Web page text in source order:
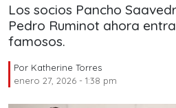
Los socios Pancho
Pedro Ruminot ahora
famosos.
Por Katherine Torres
enero 27, 2026 - 1:38 pm